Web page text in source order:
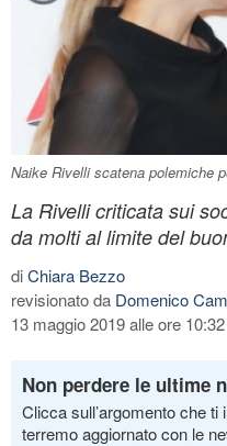
Naike Rivelli scatena polemiche
La Rivelli criticata sui
da molti al limite del
diChiara Bezzo
revisionato da Domenico
13 maggio 2019 alle ore 10:32
Non perdere le ultime
Clicca sull’argomento che
terremo aggiornato con le